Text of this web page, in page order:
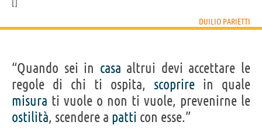
DUILIO PARIETTI
“Quando sei in casa altrui devi accettare le
regole di chi ti ospita, scoprire in quale
misura ti vuole o non ti vuole, prevenirne le
ostilità, scendere a patti con esse.”